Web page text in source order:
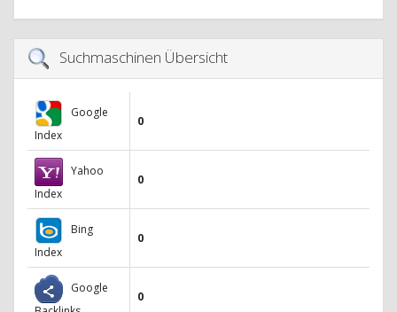
Suchmaschinen Übersicht
Google
Index
0
Yahoo
Index
0
Bing
Index
0
Google
0